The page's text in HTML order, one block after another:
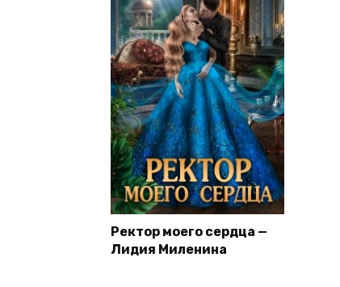
Ректор моего сердца —
Лидия Миленина